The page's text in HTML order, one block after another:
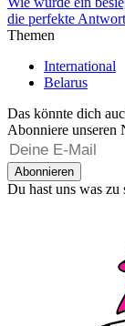
die perfekte Antwort
Themen
International
Belarus
Das könnte dich
Abonniere unseren
Abonnieren
Du hast uns was zu